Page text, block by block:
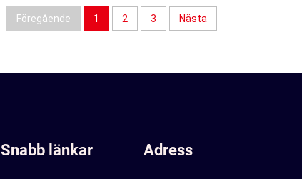
Föregående 1 2 3 Nästa
Snabb länkar Adress